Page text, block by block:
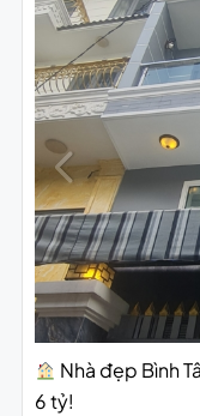
Nhà đẹp Bình
6 tỷ!